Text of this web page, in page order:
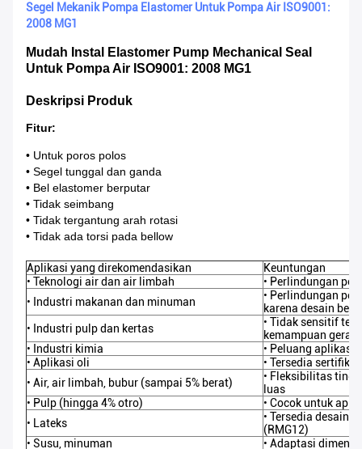
Segel Mekanik Pompa Elastomer Untuk Pompa Air ISO9001:
2008 MG1
Mudah Instal Elastomer Pump Mechanical Seal
Untuk Pompa Air ISO9001: 2008 MG1
Deskripsi Produk
Fitur:
• Untuk poros polos
• Segel tunggal dan ganda
• Bel elastomer berputar
• Tidak seimbang
• Tidak tergantung arah rotasi
• Tidak ada torsi pada bellow
Aplikasi yang direkomendasikan
Keuntungan
• Teknologi air dan air limbah
• Perlindungan
• Industri makanan dan minuman
• Perlindungan
karena desain
• Industri pulp dan kertas
• Tidak sensitif
kemampuan
• Industri kimia
• Peluang aplikasi
• Aplikasi oli
• Tersedia
• Air, air limbah, bubur (sampai 5% berat)
• Fleksibilitas
luas
• Pulp (hingga 4% otro)
• Cocok untuk
• Lateks
• Tersedia desain
(RMG12)
• Susu, minuman
• Adaptasi